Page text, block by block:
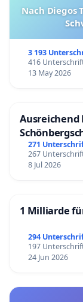
Nach Diegos
3 193
416
13 May 2026
Ausreichend
271
267
8 Jul 2026
1 Milliarde
294
197
24 Jun 2026